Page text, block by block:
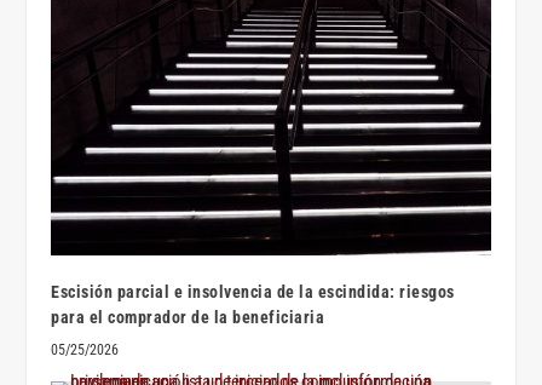
Escisión parcial e insolvencia de la escindida: riesgos
para el comprador de la beneficiaria
05/25/2026